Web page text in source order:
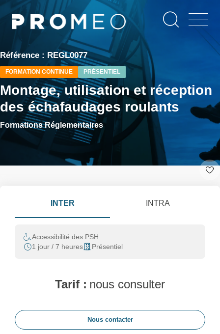
Aller
au
contenu
Référence : REGL0077
FORMATION CONTINUE PRÉSENTIEL
Montage, utilisation et réception
des échafaudages roulants
Formations Réglementaires
INTER INTRA
Accessibilité des PSH
1 jour / 7 heures
Présentiel
Tarif : nous consulter
Nous contacter
Panneau de gestion des cookies